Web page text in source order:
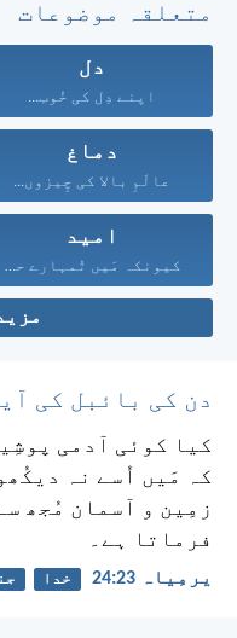
متعلقہ موضوعات
دل
اپنے دِل کی خُوب...
دماغ
عالَمِ بالا کی چِیزوں...
امید
کیونکہ مَیں تُمہارے حق...
دن کی بائبل کی
کیا کوئی آدمی
کہ مَیں اُسے نہ
زمِین و آسمان مُجھ
فرماتا ہے۔
یرمِیاہ 23:‏24 خدا